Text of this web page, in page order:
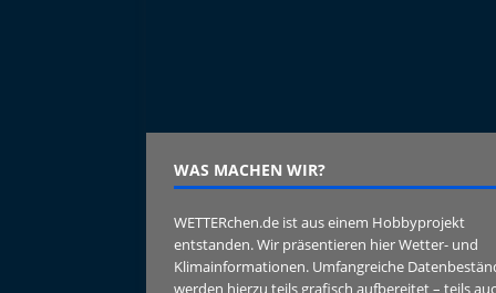
WAS MACHEN WIR?
WETTERchen.de ist aus einem Hobbyprojekt
entstanden. Wir präsentieren hier Wetter- und
Klimainformationen. Umfangreiche
werden hierzu teils grafisch aufbereitet – teils